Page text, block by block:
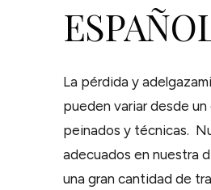
La pérdida y
pueden variar desde
peinados y técnicas.
adecuados en nuestra
una gran cantidad de